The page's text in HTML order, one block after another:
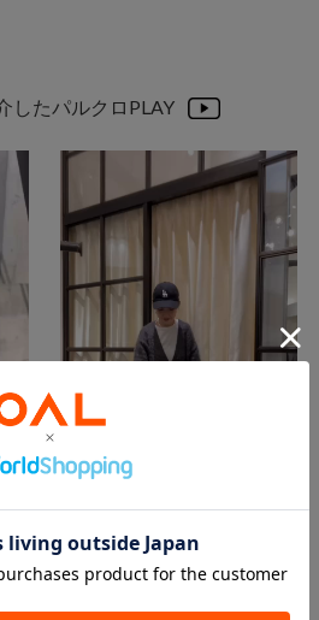
したパルクロPLAY
4/10 19:00から予約スタート!! 遠藤コラボカラーBAGの紹介です
2025.12.13
スーリーアルパカコーディネート
松久保
Whim Gazette